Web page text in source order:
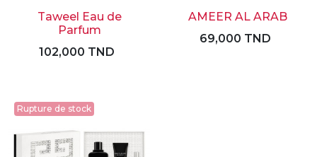
Taweel Eau de
Parfum
102,000 TND
AMEER AL ARAB
69,000 TND
Rupture de stock